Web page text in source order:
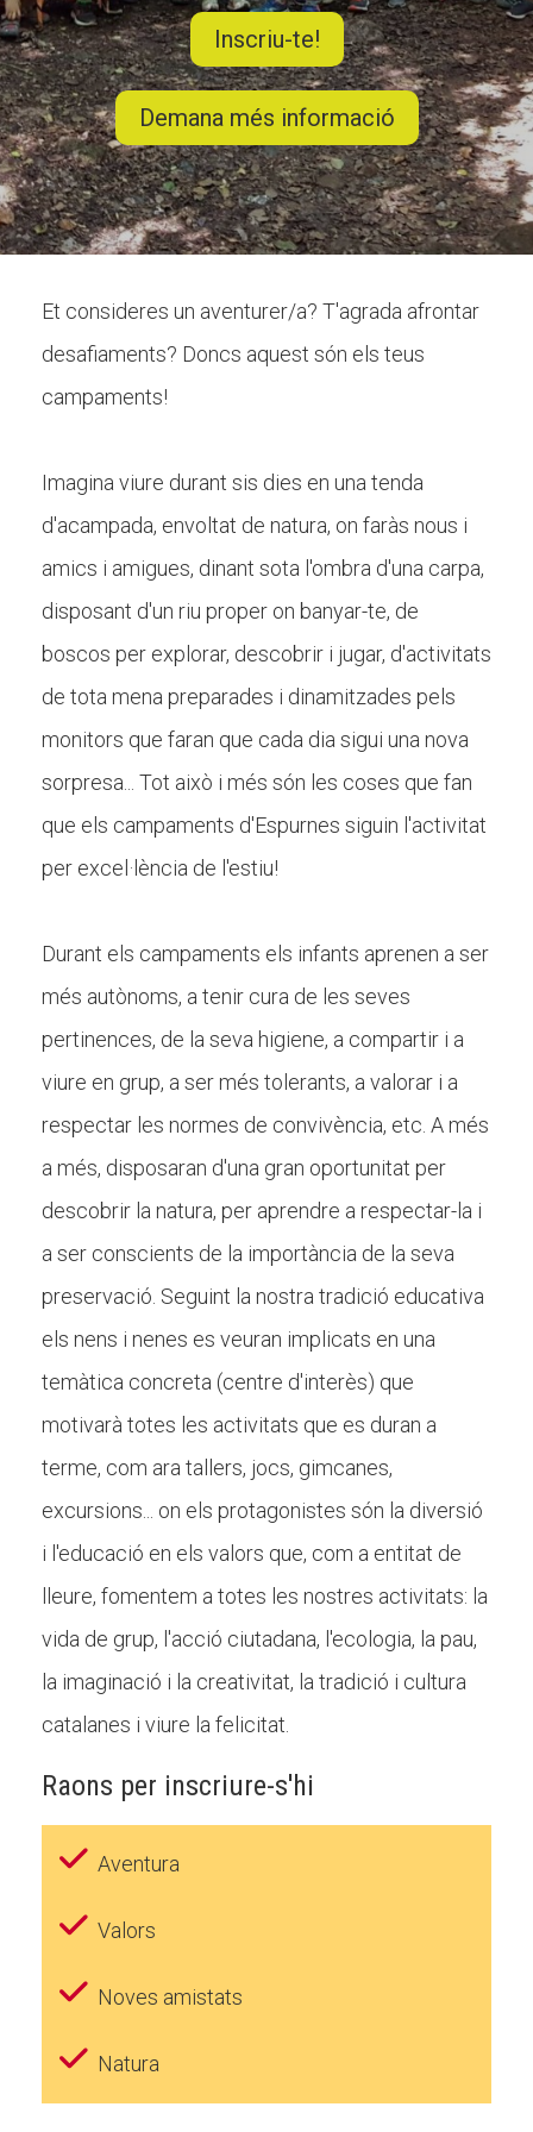
Inscriu-te!
Demana més informació
Et consideres un aventurer/a? T'agrada afrontar
desafiaments? Doncs aquest són els teus
campaments!
Imagina viure durant sis dies en una tenda
d'acampada, envoltat de natura, on faràs nous i
amics i amigues, dinant sota l'ombra d'una carpa,
disposant d'un riu proper on banyar-te, de
boscos per explorar, descobrir i jugar, d'activitats
de tota mena preparades i dinamitzades pels
monitors que faran que cada dia sigui una nova
sorpresa... Tot això i més són les coses que fan
que els campaments d'Espurnes siguin l'activitat
per excel·lència de l'estiu!
Durant els campaments els infants aprenen a ser
més autònoms, a tenir cura de les seves
pertinences, de la seva higiene, a compartir i a
viure en grup, a ser més tolerants, a valorar i a
respectar les normes de convivència, etc. A més
a més, disposaran d'una gran oportunitat per
descobrir la natura, per aprendre a respectar-la i
a ser conscients de la importància de la seva
preservació. Seguint la nostra tradició educativa
els nens i nenes es veuran implicats en una
temàtica concreta (centre d'interès) que
motivarà totes les activitats que es duran a
terme, com ara tallers, jocs, gimcanes,
excursions... on els protagonistes són la diversió
i l'educació en els valors que, com a entitat de
lleure, fomentem a totes les nostres activitats: la
vida de grup, l'acció ciutadana, l'ecologia, la pau,
la imaginació i la creativitat, la tradició i cultura
catalanes i viure la felicitat.
Raons per inscriure-s'hi
Aventura
Valors
Noves amistats
Natura
CONEIX FUNDESPLAI
La Fundació
L'equip
Missió i valors
Fundesplai als mitjans
Xarxes socials
COL·LABORA
Fes voluntariat
Fes un donatiu